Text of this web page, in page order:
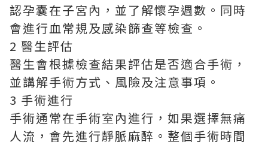
認孕囊在子宮內，並了解懷孕週數。同時
會進行血常規及感染篩查等檢查。
2 醫生評估
醫生會根據檢查結果評估是否適合手術，
並講解手術方式、風險及注意事項。
3 手術進行
手術通常在手術室內進行，如果選擇無痛
人流，會先進行靜脈麻醉。整個手術時間